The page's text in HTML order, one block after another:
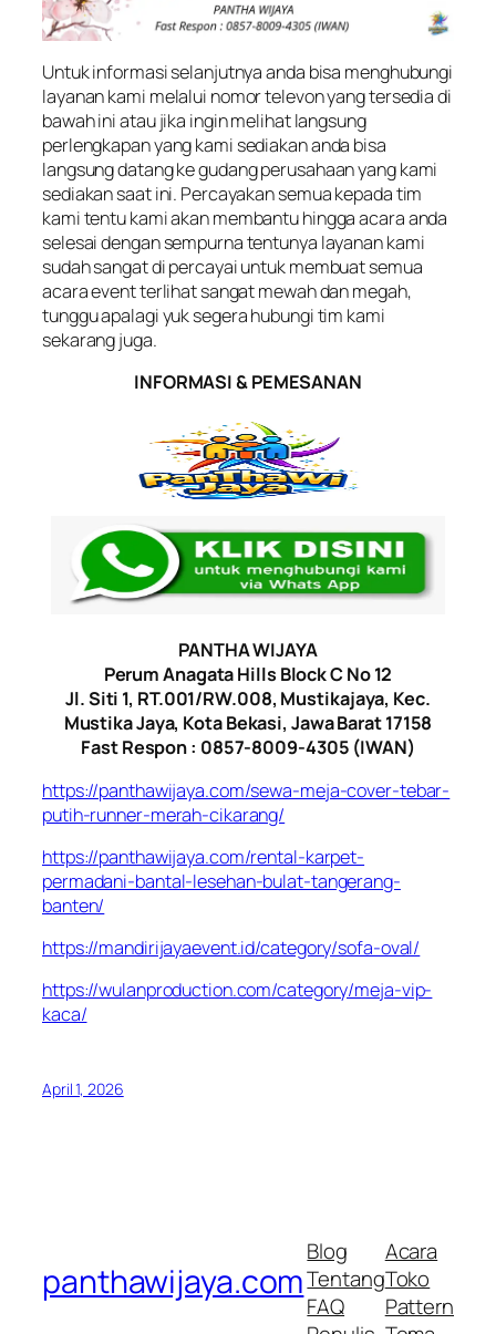
Untuk informasi selanjutnya anda bisa menghubungi
layanan kami melalui nomor televon yang tersedia di
bawah ini atau jika ingin melihat langsung
perlengkapan yang kami sediakan anda bisa
langsung datang ke gudang perusahaan yang kami
sediakan saat ini. Percayakan semua kepada tim
kami tentu kami akan membantu hingga acara anda
selesai dengan sempurna tentunya layanan kami
sudah sangat di percayai untuk membuat semua
acara event terlihat sangat mewah dan megah,
tunggu apalagi yuk segera hubungi tim kami
sekarang juga.
INFORMASI & PEMESANAN
PANTHA WIJAYA
Perum Anagata Hills Block C No 12
Jl. Siti 1, RT.001/RW.008, Mustikajaya, Kec.
Mustika Jaya, Kota Bekasi, Jawa Barat 17158
Fast Respon : 0857-8009-4305 (IWAN)
https://panthawijaya.com/sewa-meja-cover-tebar-
putih-runner-merah-cikarang/
https://panthawijaya.com/rental-karpet-
permadani-bantal-lesehan-bulat-tangerang-
banten/
https://mandirijayaevent.id/category/sofa-oval/
https://wulanproduction.com/category/meja-vip-
kaca/
April 1, 2026
panthawijaya.com
Blog
Tentang
FAQ
Acara
Toko
Pattern